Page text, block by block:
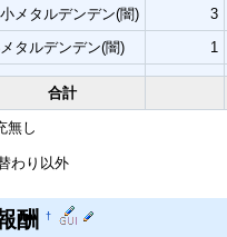
メタルデンデン(闇)
3
タルデンデン(闇)
1
合計
無し
わり以外
酬 †